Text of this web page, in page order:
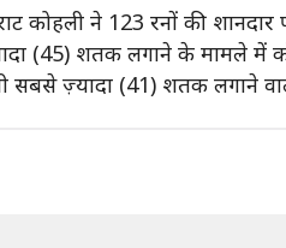
कोहली ने 123 रनों की
(45) शतक लगाने के मामले
सबसे ज़्यादा (41) शतक लगाने